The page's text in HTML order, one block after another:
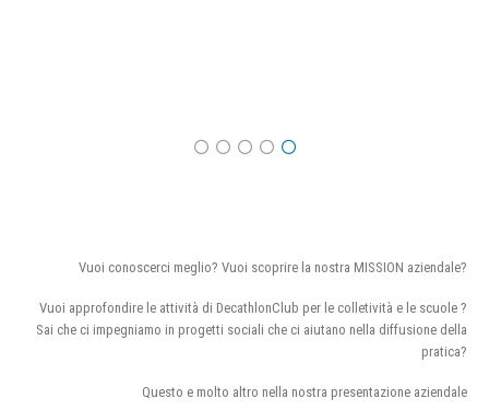
Vuoi conoscerci meglio? Vuoi scoprire la nostra MISSION aziendale?
Vuoi approfondire le attività di DecathlonClub per le colletività e le scuole ?
Sai che ci impegniamo in progetti sociali che ci aiutano nella diffusione della
pratica?
Questo e molto altro nella nostra presentazione aziendale